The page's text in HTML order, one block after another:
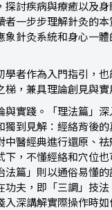
探討疾病與療癒以及
者一步步理解針灸的
象針灸系統和身心一
學者作為入門指引，
梯，兼具理論創見與實
與實踐。「理法篇」
獨到見解：經絡背後
中醫經典進行還原、
下，不懂經絡和穴位也
法篇」則以通俗易懂
功夫，即「三調」技法
入深講解實際操作時